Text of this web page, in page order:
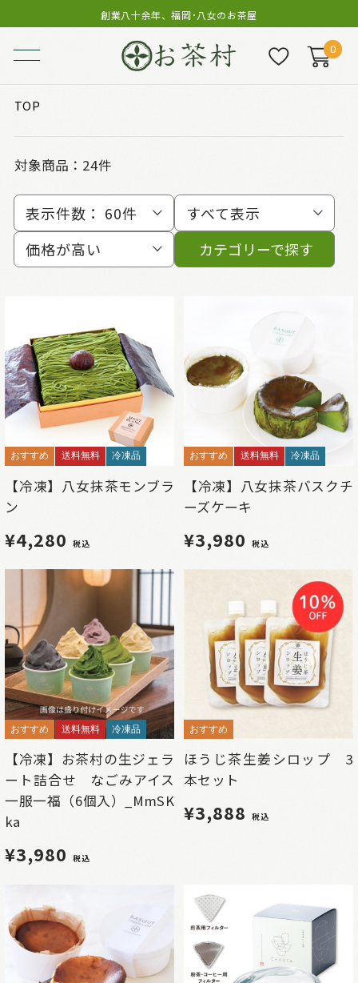
創業八十余年、福岡･八女のお茶屋
0
TOP
対象商品： 24件
表示件数： 60件
すべて表示
価格が高い
カテゴリーで探す
おすすめ 送料無料 冷凍品
【冷凍】八女抹茶モンブラ
ン
¥4,280 税込
おすすめ 送料無料 冷凍品
【冷凍】八女抹茶バスクチ
ーズケーキ
¥3,980 税込
おすすめ 送料無料 冷凍品
【冷凍】お茶村の生ジェラ
ート詰合せ なごみアイス
一服一福（6個入）_MmSK
ka
¥3,980 税込
おすすめ
ほうじ茶生姜シロップ 3
本セット
¥3,888 税込